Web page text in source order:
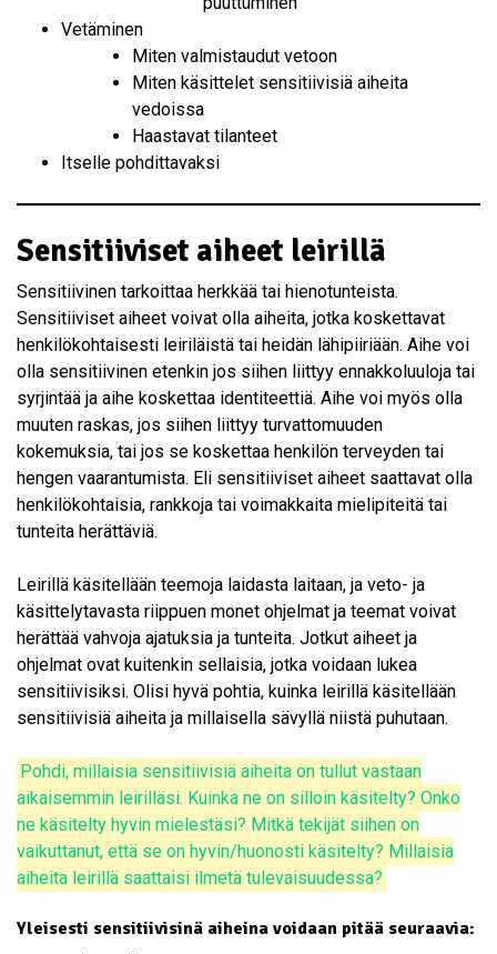
Vetäminen
Miten valmistaudut vetoon
Miten käsittelet sensitiivisiä aiheita
vedoissa
Haastavat tilanteet
Itselle pohdittavaksi
Sensitiiviset aiheet leirillä
Sensitiivinen tarkoittaa herkkää tai hienotunteista.
Sensitiiviset aiheet voivat olla aiheita, jotka koskettavat
henkilökohtaisesti leiriläistä tai heidän lähipiiriään. Aihe voi
olla sensitiivinen etenkin jos siihen liittyy ennakkoluuloja tai
syrjintää ja aihe koskettaa identiteettiä. Aihe voi myös olla
muuten raskas, jos siihen liittyy turvattomuuden
kokemuksia, tai jos se koskettaa henkilön terveyden tai
hengen vaarantumista. Eli sensitiiviset aiheet saattavat olla
henkilökohtaisia, rankkoja tai voimakkaita mielipiteitä tai
tunteita herättäviä.
Leirillä käsitellään teemoja laidasta laitaan, ja veto- ja
käsittelytavasta riippuen monet ohjelmat ja teemat voivat
herättää vahvoja ajatuksia ja tunteita. Jotkut aiheet ja
ohjelmat ovat kuitenkin sellaisia, jotka voidaan lukea
sensitiivisiksi. Olisi hyvä pohtia, kuinka leirillä käsitellään
sensitiivisiä aiheita ja millaisella sävyllä niistä puhutaan.
Pohdi, millaisia sensitiivisiä aiheita on tullut vastaan
aikaisemmin leirilläsi. Kuinka ne on silloin käsitelty? Onko
ne käsitelty hyvin mielestäsi? Mitkä tekijät siihen on
vaikuttanut, että se on hyvin/huonosti käsitelty? Millaisia
aiheita leirillä saattaisi ilmetä tulevaisuudessa?
Yleisesti sensitiivisinä aiheina voidaan pitää seuraavia: